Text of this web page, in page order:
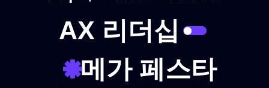
메가 페스타
AX 리더십